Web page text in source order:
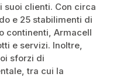
suoi clienti. Con circa
e 25 stabilimenti di
continenti, Armacell
e servizi. Inoltre,
sforzi di
tra cui la